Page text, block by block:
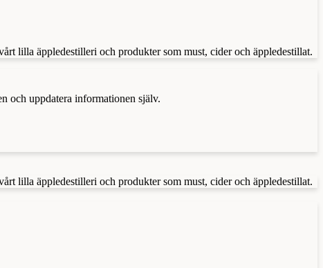
lilla äppledestilleri och produkter som must, cider och äppledestillat.
och uppdatera informationen själv.
lilla äppledestilleri och produkter som must, cider och äppledestillat.